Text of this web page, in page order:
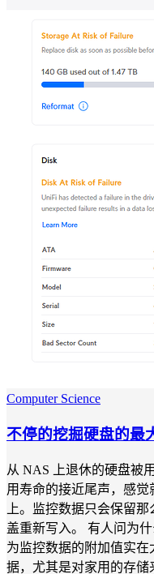
Computer Science
不停的挖掘硬盘的最
从 NAS 上退休的硬盘被
用寿命的接近尾声，感
上。监控数据只会保留
盖重新写入。 有人问为
为监控数据的附加值实
据，尤其是对家用的存